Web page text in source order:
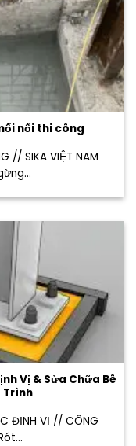
nối thi công
// SIKA VIỆT NAM
Vị & Sửa Chữa Bê
Trình
ĐỊNH VỊ // CÔNG